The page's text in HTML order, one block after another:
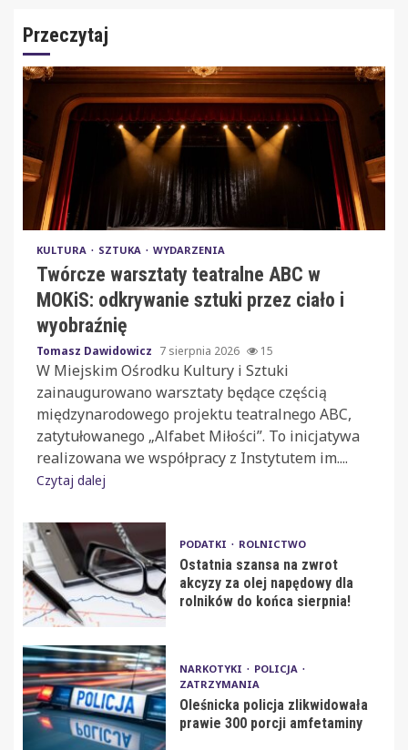
Przeczytaj
KULTURA SZTUKA WYDARZENIA
Twórcze warsztaty teatralne ABC w
MOKiS: odkrywanie sztuki przez ciało i
wyobraźnię
Tomasz Dawidowicz 7 sierpnia 2026 15
W Miejskim Ośrodku Kultury i Sztuki
zainaugurowano warsztaty będące częścią
międzynarodowego projektu teatralnego ABC,
zatytułowanego „Alfabet Miłości”. To inicjatywa
realizowana we współpracy z Instytutem im....
Czytaj dalej
PODATKI ROLNICTWO
Ostatnia szansa na zwrot
akcyzy za olej napędowy dla
rolników do końca sierpnia!
NARKOTYKI
POLICJA
ZATRZYMANIA
Oleśnicka policja zlikwidowała
prawie 300 porcji amfetaminy